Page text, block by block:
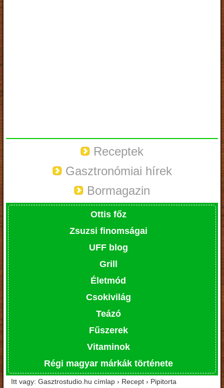
Receptek
Gasztronómiai hírek
Bormagazin
Ottis főz
Zsuzsi finomságai
UFF blog
Grill
Életmód
Csokivilág
Teázó
Fűszerek
Vitaminok
Régi magyar márkák története
Itt vagy: Gasztrostudio.hu címlap › Recept › Pipitorta